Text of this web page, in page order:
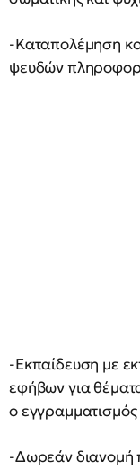
-Καταπολέμηση
ψευδών
-Εκπαίδευση με
εφήβων για
ο εγγραμματισμός
-Δωρεάν διανομή